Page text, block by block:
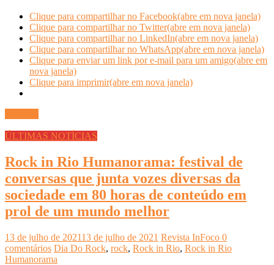
Clique para compartilhar no Facebook(abre em nova janela)
Clique para compartilhar no Twitter(abre em nova janela)
Clique para compartilhar no LinkedIn(abre em nova janela)
Clique para compartilhar no WhatsApp(abre em nova janela)
Clique para enviar um link por e-mail para um amigo(abre em
nova janela)
Clique para imprimir(abre em nova janela)
ÚLTIMAS NOTÍCIAS
Rock in Rio Humanorama: festival de
conversas que junta vozes diversas da
sociedade em 80 horas de conteúdo em
prol de um mundo melhor
13 de julho de 202113 de julho de 2021 Revista InFoco 0
comentários Dia Do Rock, rock, Rock in Rio, Rock in Rio
Humanorama